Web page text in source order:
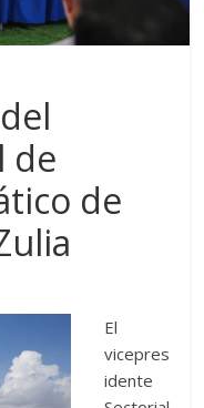
de
de
El
vicepres
idente